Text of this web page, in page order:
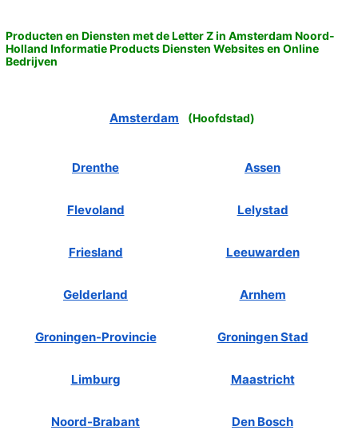
Producten en Diensten met de Letter Z in Amsterdam Noord-
Holland Informatie Products Diensten Websites en Online
Bedrijven
Amsterdam (Hoofdstad)
Drenthe Assen
Flevoland Lelystad
Friesland Leeuwarden
Gelderland Arnhem
Groningen-Provincie Groningen Stad
Limburg Maastricht
Noord-Brabant Den Bosch